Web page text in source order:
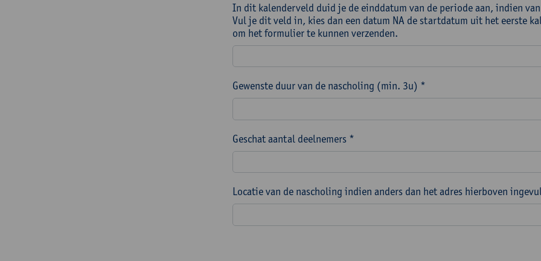
In dit kalenderveld duid je de einddatum van de periode aan, indien
Vul je dit veld in, kies dan een datum NA de startdatum uit het eerste
om het formulier te kunnen verzenden.
Gewenste duur van de nascholing (min. 3u) *
Geschat aantal deelnemers *
Locatie van de nascholing indien anders dan het adres hierboven